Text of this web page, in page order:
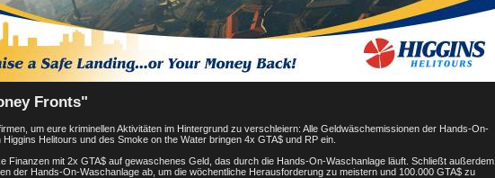
Fronts"
um eure kriminellen Aktivitäten im Hintergrund zu verschleiern: Alle Geldwäschemissionen der Hands-On-
Helitours und des Smoke on the Water bringen 4x GTA$ und RP ein.
Finanzen mit 2x GTA$ auf gewaschenes Geld, das durch die Hands-On-Waschanlage läuft. Schließt außerdem
der Hands-On-Waschanlage ab, um die wöchentliche Herausforderung zu meistern und 100.000 GTA$ zu